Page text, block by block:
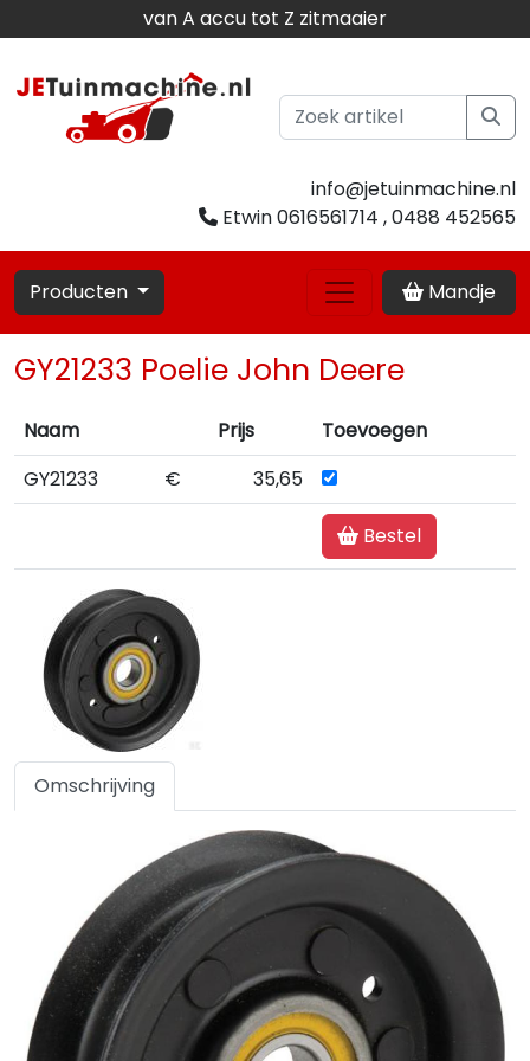
van A accu tot Z zitmaaier
info@jetuinmachine.nl
Etwin 0616561714 , 0488 452565
Producten Mandje
GY21233 Poelie John Deere
Naam Prijs
Toevoegen
GY21233
€ 35,65
Bestel
Omschrijving